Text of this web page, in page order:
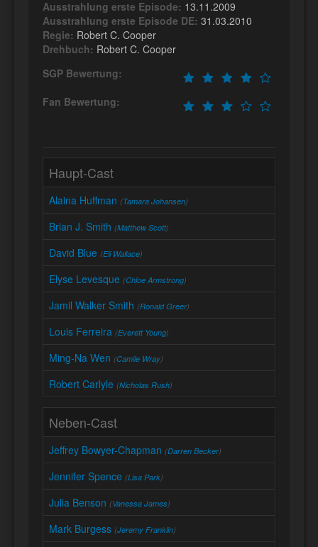
Ausstrahlung erste Episode: 13.11.2009
Ausstrahlung erste Episode DE: 31.03.2010
Regie: Robert C. Cooper
Drehbuch: Robert C. Cooper
SGP Bewertung:
Fan Bewertung:
Haupt-Cast
Alaina Huffman (Tamara Johansen)
Brian J. Smith (Matthew Scott)
David Blue (Eli Wallace)
Elyse Levesque (Chloe Armstrong)
Jamil Walker Smith (Ronald Greer)
Louis Ferreira (Everett Young)
Ming-Na Wen (Camile Wray)
Robert Carlyle (Nicholas Rush)
Neben-Cast
Jeffrey Bowyer-Chapman (Darren Becker)
Jennifer Spence (Lisa Park)
Julia Benson (Vanessa James)
Mark Burgess (Jeremy Franklin)